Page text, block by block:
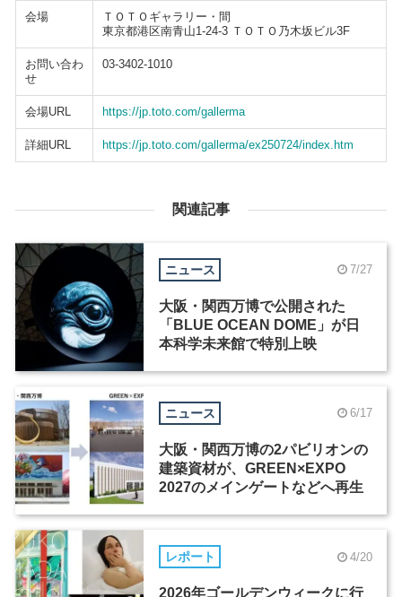
会場
ＴＯＴＯギャラリー・間
東京都港区南青山1-24-3 ＴＯＴＯ乃木坂ビル3F
お問い合わ
せ
03-3402-1010
会場URL https://jp.toto.com/gallerma
詳細URL https://jp.toto.com/gallerma/ex250724/index.htm
関連記事
ニュース 7/27
大阪・関西万博で公開された
「BLUE OCEAN DOME」が日
本科学未来館で特別上映
ニュース 6/17
大阪・関西万博の2パビリオンの
建築資材が、GREEN×EXPO
2027のメインゲートなどへ再生
レポート 4/20
2026年ゴールデンウィークに行